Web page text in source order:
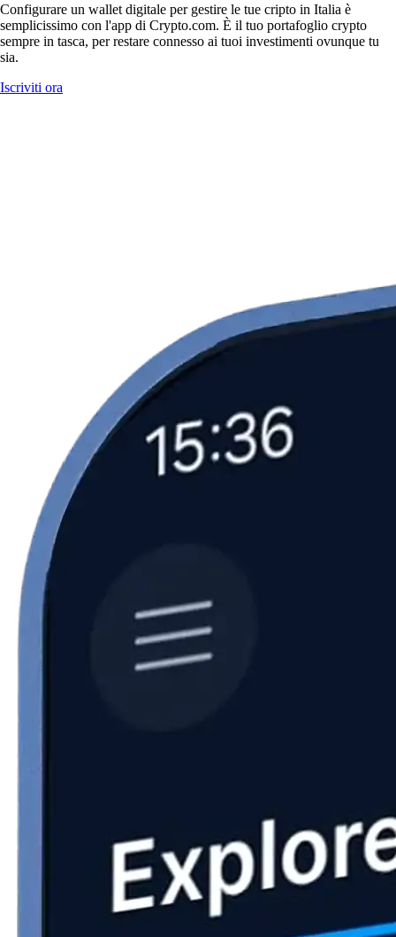
Configurare un wallet digitale per gestire le tue cripto in Italia è
semplicissimo con l'app di Crypto.com. È il tuo portafoglio crypto
sempre in tasca, per restare connesso ai tuoi investimenti ovunque tu
sia.
Iscriviti ora